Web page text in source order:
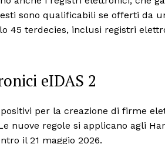
sono qualificabili se offerti da
45 terdecies, inclusi registri
eIDAS 2
per la creazione di firme
nuove regole si applicano agli
il 21 maggio 2026.